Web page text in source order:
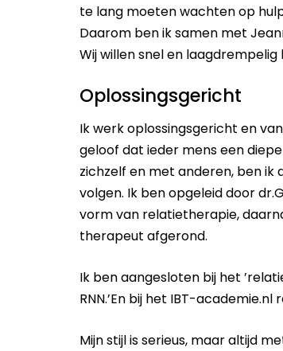
te lang moeten wachten op
Daarom ben ik samen met
Wij willen snel en laagdrempelig
Oplossingsgericht
Ik werk oplossingsgericht en
geloof dat ieder mens een
zichzelf en met anderen, ben
volgen. Ik ben opgeleid door
vorm van relatietherapie,
therapeut afgerond.
Ik ben aangesloten bij het
RNN.’En bij het IBT-academie.nl
Mijn stijl is serieus, maar altijd